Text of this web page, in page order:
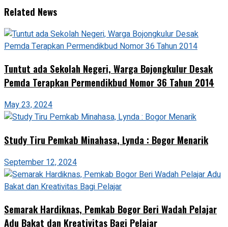
Related News
Tuntut ada Sekolah Negeri, Warga Bojongkulur Desak
Pemda Terapkan Permendikbud Nomor 36 Tahun 2014
May 23, 2024
Study Tiru Pemkab Minahasa, Lynda : Bogor Menarik
September 12, 2024
Semarak Hardiknas, Pemkab Bogor Beri Wadah Pelajar
Adu Bakat dan Kreativitas Bagi Pelajar